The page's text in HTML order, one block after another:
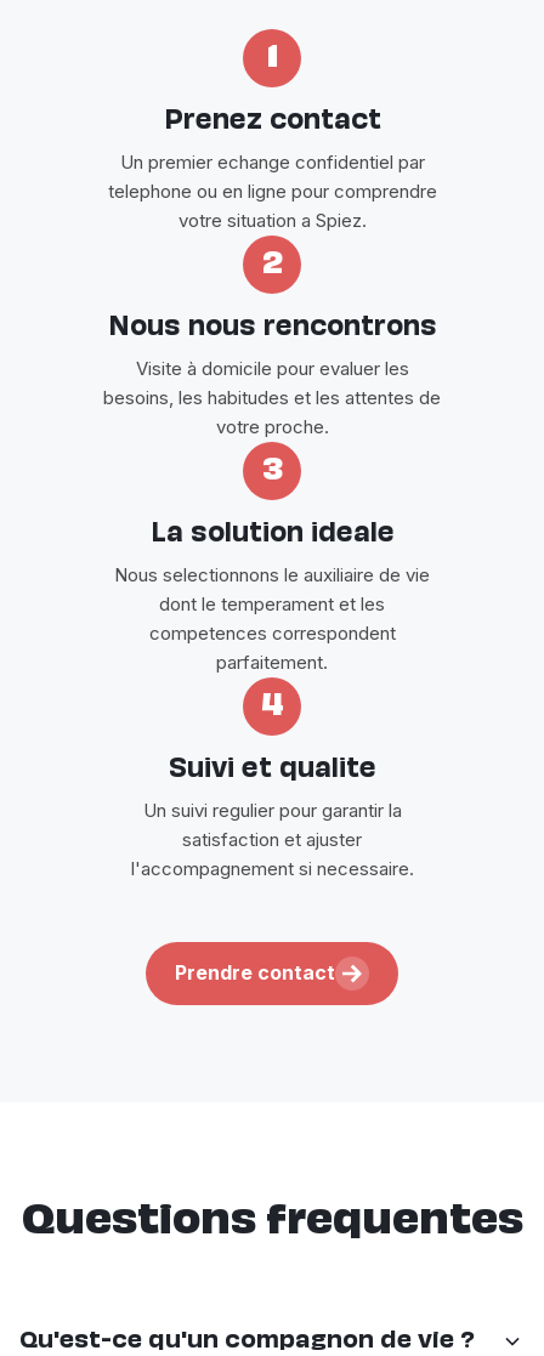
Prenez contact
Un premier echange confidentiel par
telephone ou en ligne pour comprendre
votre situation a Spiez.
2
Nous nous rencontrons
Visite à domicile pour evaluer les
besoins, les habitudes et les attentes de
votre proche.
3
La solution ideale
Nous selectionnons le auxiliaire de vie
dont le temperament et les
competences correspondent
parfaitement.
4
Suivi et qualite
Un suivi regulier pour garantir la
satisfaction et ajuster
l'accompagnement si necessaire.
Prendre contact
Questions frequentes
Qu'est-ce qu'un compagnon de vie ?